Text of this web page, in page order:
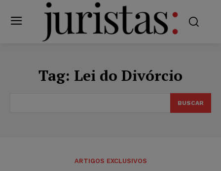
Tag: Lei do Divórcio
BUSCAR
ARTIGOS EXCLUSIVOS